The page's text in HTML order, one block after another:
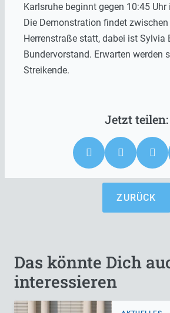
Karlsruhe beginnt gegen 10:45
Die Demonstration findet
Herrenstraße statt, dabei ist Sylvia
Bundervorstand. Erwarten werden
Streikende.
ZURÜCK
Das könnte Dich
interessieren